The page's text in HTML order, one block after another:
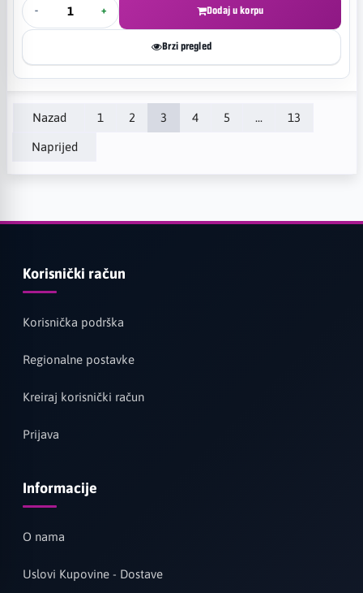
- + Dodaj u korpu
Brzi pregled
Nazad 1 2 3 4 5 ... 13
Naprijed
Korisnički račun
Korisnička podrška
Regionalne postavke
Kreiraj korisnički račun
Prijava
Informacije
O nama
Uslovi Kupovine - Dostave